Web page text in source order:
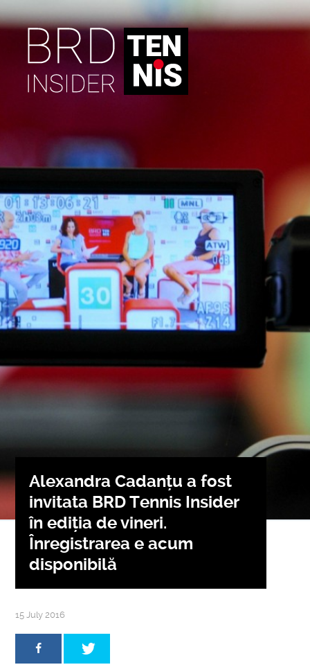
Alexandra Cadanțu a fost
invitata BRD Tennis Insider
în ediția de vineri.
Înregistrarea e acum
disponibilă
15 July 2016